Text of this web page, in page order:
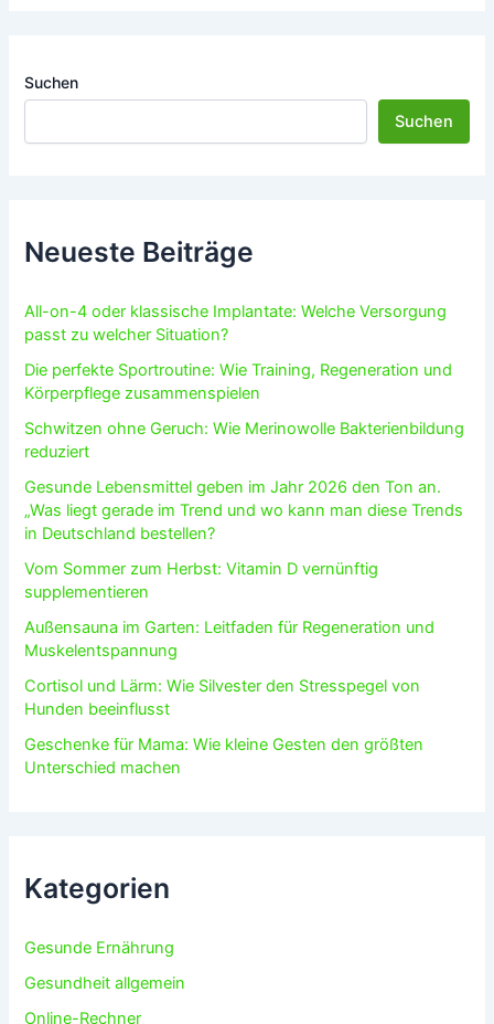
Suchen
Suchen
Neueste Beiträge
All-on-4 oder klassische Implantate: Welche Versorgung
passt zu welcher Situation?
Die perfekte Sportroutine: Wie Training, Regeneration und
Körperpflege zusammenspielen
Schwitzen ohne Geruch: Wie Merinowolle Bakterienbildung
reduziert
Gesunde Lebensmittel geben im Jahr 2026 den Ton an.
„Was liegt gerade im Trend und wo kann man diese Trends
in Deutschland bestellen?
Vom Sommer zum Herbst: Vitamin D vernünftig
supplementieren
Außensauna im Garten: Leitfaden für Regeneration und
Muskelentspannung
Cortisol und Lärm: Wie Silvester den Stresspegel von
Hunden beeinflusst
Geschenke für Mama: Wie kleine Gesten den größten
Unterschied machen
Kategorien
Gesunde Ernährung
Gesundheit allgemein
Online-Rechner